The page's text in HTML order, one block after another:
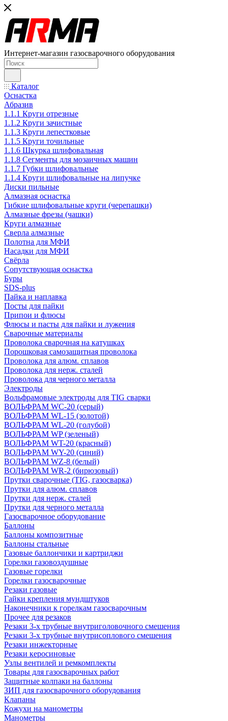
Интернет-магазин газосварочного оборудования
Каталог
Оснастка
Абразив
1.1.1 Круги отрезные
1.1.2 Круги зачистные
1.1.3 Круги лепестковые
1.1.5 Круги точильные
1.1.6 Шкурка шлифовальная
1.1.8 Сегменты для мозаичных машин
1.1.7 Губки шлифовальные
1.1.4 Круги шлифовальные на липучке
Диски пильные
Алмазная оснастка
Гибкие шлифовальные круги (черепашки)
Алмазные фрезы (чашки)
Круги алмазные
Сверла алмазные
Полотна для МФИ
Насадки для МФИ
Свёрла
Сопутствующая оснастка
Буры
SDS-plus
Пайка и наплавка
Посты для пайки
Припои и флюсы
Флюсы и пасты для пайки и лужения
Сварочные материалы
Проволока сварочная на катушках
Порошковая самозащитная проволока
Проволока для алюм. сплавов
Проволока для нерж. сталей
Проволока для черного металла
Электроды
Вольфрамовые электроды для TIG сварки
ВОЛЬФРАМ WC-20 (серый)
ВОЛЬФРАМ WL-15 (золотой)
ВОЛЬФРАМ WL-20 (голубой)
ВОЛЬФРАМ WP (зеленый)
ВОЛЬФРАМ WT-20 (красный)
ВОЛЬФРАМ WY-20 (синий)
ВОЛЬФРАМ WZ-8 (белый)
ВОЛЬФРАМ WR-2 (бирюзовый)
Прутки сварочные (TIG, газосварка)
Прутки для алюм. сплавов
Прутки для нерж. сталей
Прутки для черного металла
Газосварочное оборудование
Баллоны
Баллоны композитные
Баллоны стальные
Газовые баллончики и картриджи
Горелки газовоздушные
Газовые горелки
Горелки газосварочные
Резаки газовые
Гайки крепления мундштуков
Наконечники к горелкам газосварочным
Прочее для резаков
Резаки 3-х трубные внутриголовочного смешения
Резаки 3-х трубные внутрисоплового смешения
Резаки инжекторные
Резаки керосиновые
Узлы вентилей и ремкомплекты
Товары для газосварочных работ
Защитные колпаки на баллоны
ЗИП для газосварочного оборудования
Клапаны
Кожухи на манометры
Манометры